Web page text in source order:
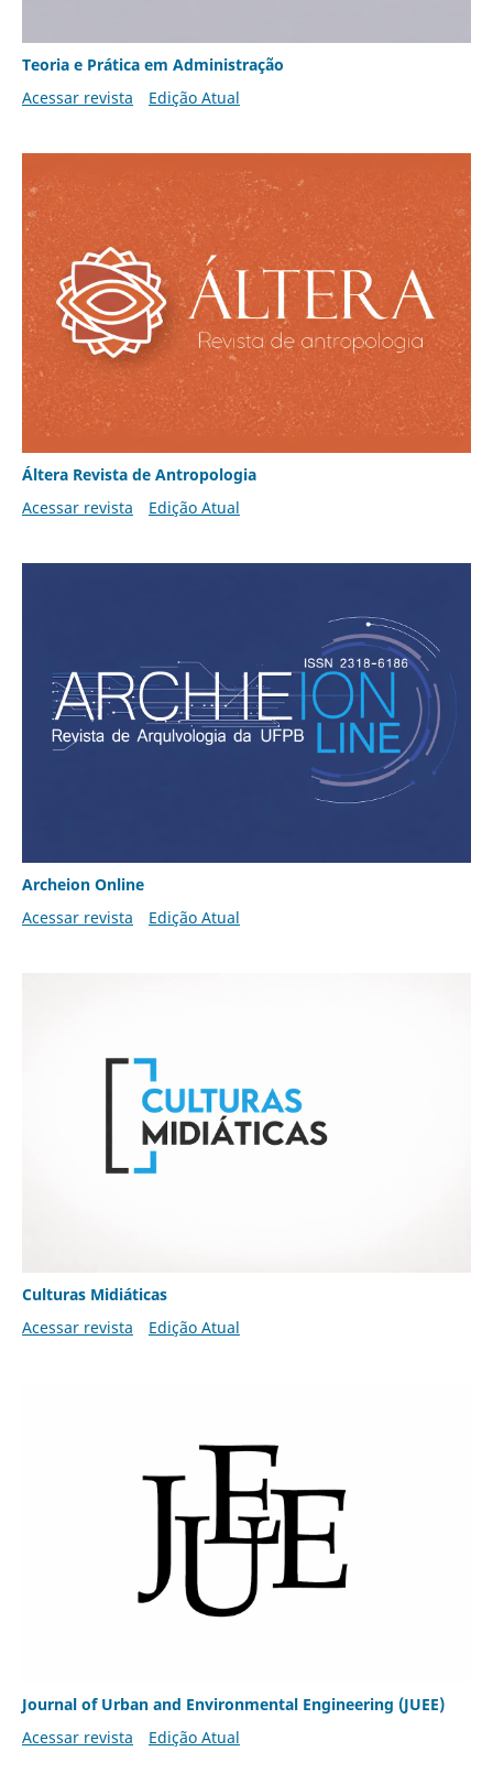
Teoria e Prática em Administração
Acessar revista
Edição Atual
Áltera Revista de Antropologia
Acessar revista
Edição Atual
Archeion Online
Acessar revista
Edição Atual
Culturas Midiáticas
Acessar revista
Edição Atual
Journal of Urban and Environmental Engineering (JUEE)
Acessar revista
Edição Atual